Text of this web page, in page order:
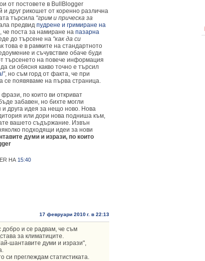
от постовете в BullBlogger
и друг рикошет от коренно различна
търсила “грим и прическа за
предвид пудрене и гримиране на
че поста за намиране на пазарна
до търсене на “как да си
това е в рамките на стандартното
и съчувствие обаче буди
търсенето на повече информация
си обясня какво точно е търсил
”, но съм горд от факта, че при
се появяваме на първа страница.
по които ви откриват
забавен, но бихте могли
друга идея за нещо ново. Нова
или дори нова подниша към,
вашето съдържание. Извън
подходящи идеи за нови
думи и изрази, по които
НА 15:40
17 февруари 2010 г. в 22:13
добро и се радвам, че съм
за климатиците.
шантавите думи и изрази",
си преглеждам статистиката.